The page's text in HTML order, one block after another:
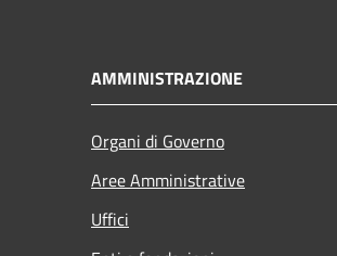
AMMINISTRAZIONE
Organi di Governo
Aree Amministrative
Uffici